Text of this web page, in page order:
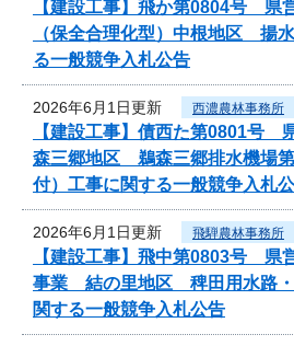
【建設工事】飛か第0804号 県
（保全合理化型）中根地区 揚
る一般競争入札公告
2026年6月1日更新 西濃農林事務所
【建設工事】債西た第0801号
森三郷地区 鵜森三郷排水機場
付）工事に関する一般競争入札
2026年6月1日更新 飛騨農林事務所
【建設工事】飛中第0803号 県
事業 結の里地区 稗田用水路・
関する一般競争入札公告